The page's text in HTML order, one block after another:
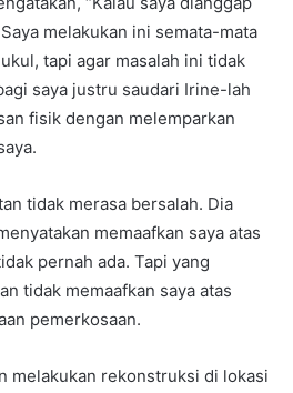
melakukan ini semata-mata
tapi agar masalah ini tidak
saya justru saudari Irine-lah
fisik dengan melemparkan
tidak merasa bersalah. Dia
memaafkan saya atas
pernah ada. Tapi yang
tidak memaafkan saya atas
pemerkosaan.
melakukan rekonstruksi di lokasi